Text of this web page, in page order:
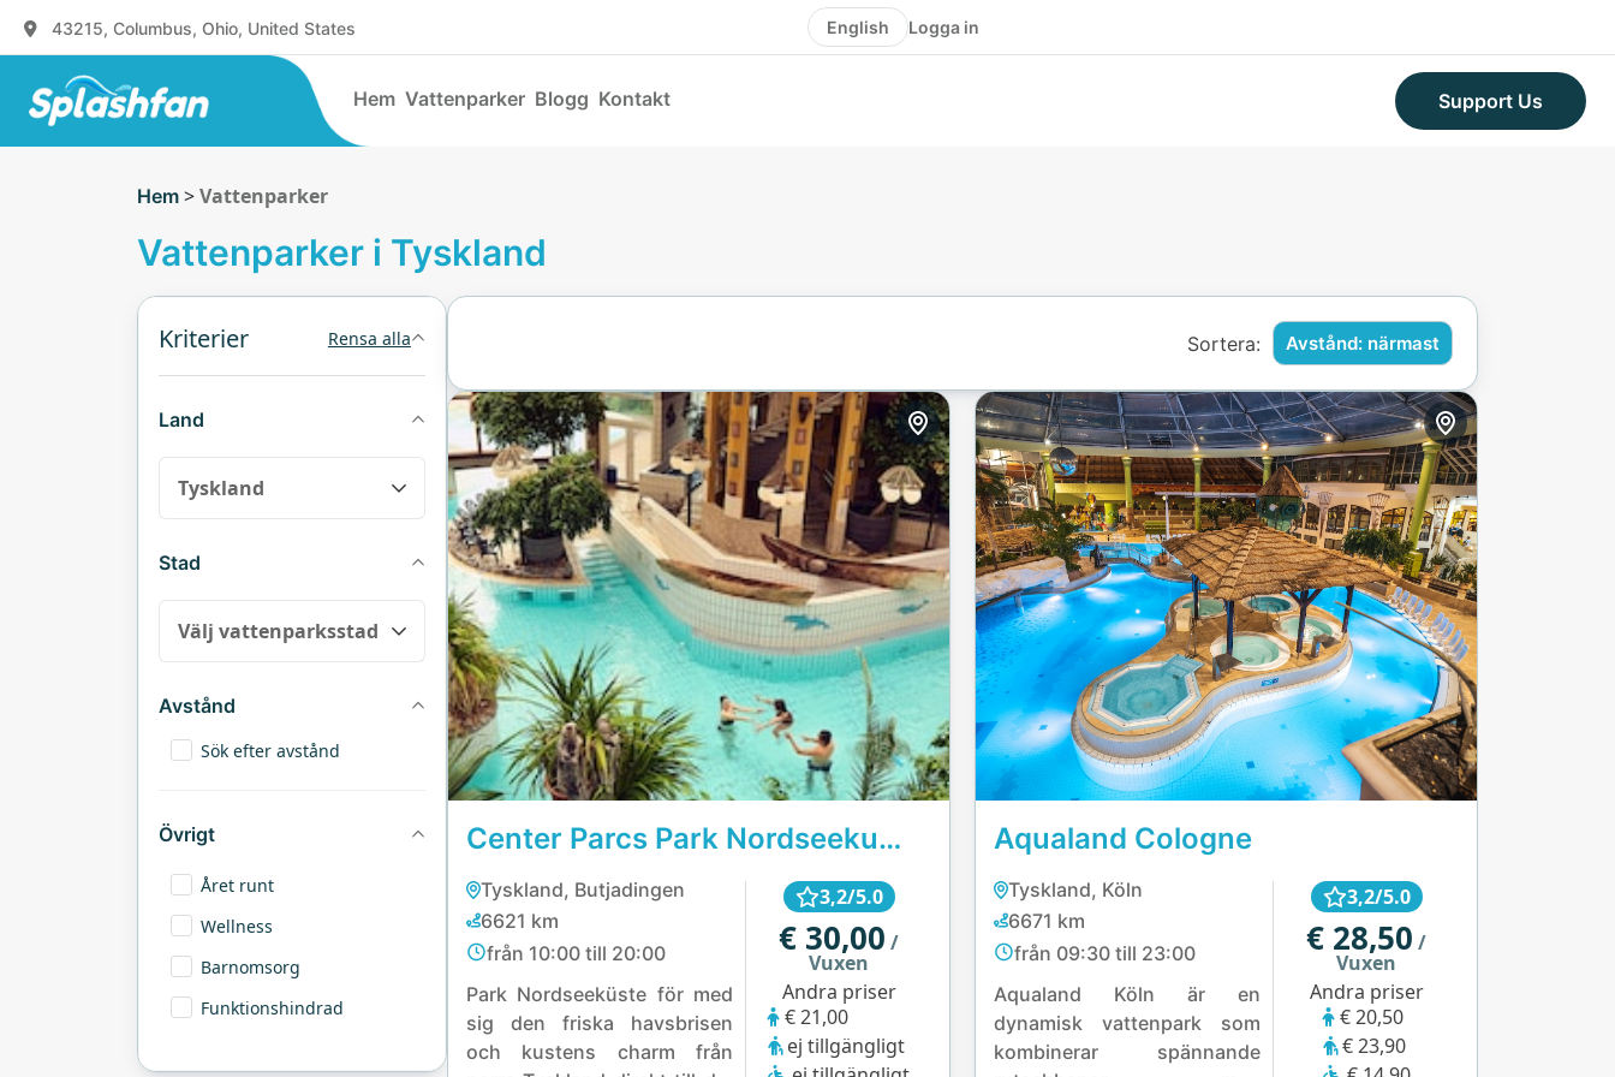
43215, Columbus, Ohio, United States English Logga in
Hem Vattenparker Blogg Kontakt Support Us
Hem >Vattenparker
Vattenparker i Tyskland
Kriterier Rensa alla
Land
Stad
Avstånd
Sök efter avstånd
Övrigt
Året runt
Wellness
Barnomsorg
Funktionshindrad
Sortera: Avstånd: närmast
Center Parcs Park Nordseekuste
Tyskland, Butjadingen
6621 km
från 10:00 till 20:00
Park Nordseeküste för med
sig den friska havsbrisen
och kustens charm från
3,2/5.0
€ 30,00 /
Vuxen
Andra priser
€ 21,00
ej tillgängligt
Aqualand Cologne
Tyskland, Köln
6671 km
från 09:30 till 23:00
Aqualand Köln är en
dynamisk vattenpark som
kombinerar spännande
3,2/5.0
€ 28,50 /
Vuxen
Andra priser
€ 20,50
€ 23,90